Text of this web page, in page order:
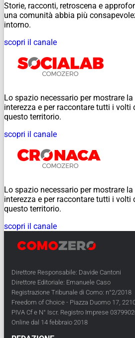
Storie, racconti, retroscena e
una comunità abbia più
intorno.
scopri il canale
Lo spazio necessario per mostrare
interezza e per raccontare tutti i volti
questo territorio.
scopri il canale
Lo spazio necessario per mostrare
interezza e per raccontare tutti i volti
questo territorio.
scopri il canale
Direttore Responsabile: Davide Cantoni
Direttore Editoriale: Emanuele Caso
Registrazione Tribunale di Como: n°2/2018
Freedom of Choice - Piazza Duomo 17,
PIVA Cf e N° Iscr. Registro Imprese
Online dal 14 febbraio 2018